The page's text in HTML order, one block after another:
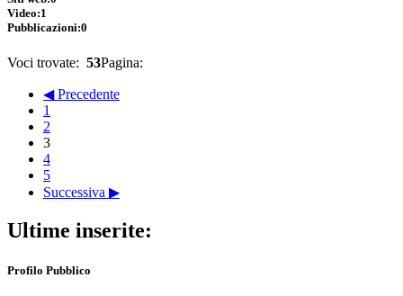
Video:1
Pubblicazioni:0
Voci trovate: 53Pagina:
◀ Precedente
1
2
3
4
5
Successiva ▶
Ultime inserite:
Profilo Pubblico